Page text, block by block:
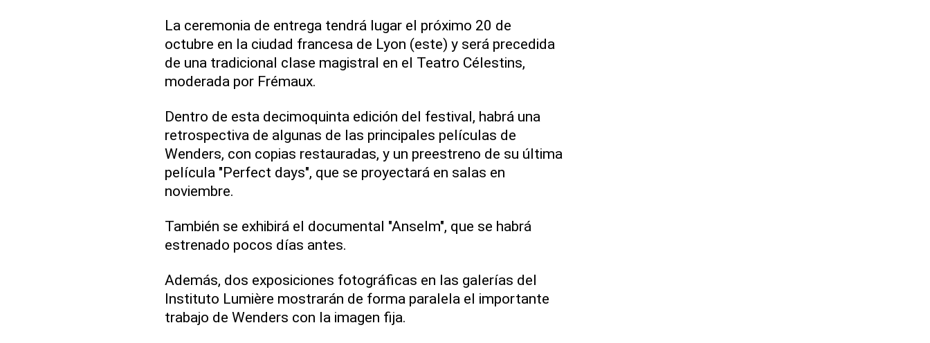
La ceremonia de entrega tendrá lugar el próximo 20 de
octubre en la ciudad francesa de Lyon (este) y será precedida
de una tradicional clase magistral en el Teatro Célestins,
moderada por Frémaux.
Dentro de esta decimoquinta edición del festival, habrá una
retrospectiva de algunas de las principales películas de
Wenders, con copias restauradas, y un preestreno de su última
película "Perfect days", que se proyectará en salas en
noviembre.
También se exhibirá el documental "Anselm", que se habrá
estrenado pocos días antes.
Además, dos exposiciones fotográficas en las galerías del
Instituto Lumière mostrarán de forma paralela el importante
trabajo de Wenders con la imagen fija.